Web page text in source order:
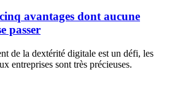
avantages dont aucune
passer
de la dextérité digitale est un défi, les
entreprises sont très précieuses.
dont aucune entreprise ne peut se